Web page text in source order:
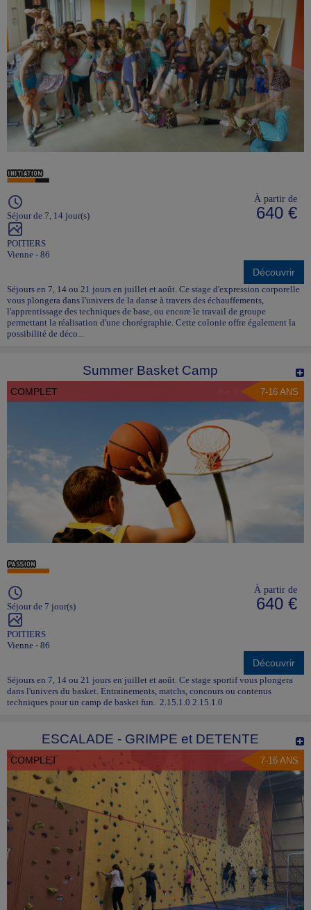
Séjour de 7, 14 jour(s)
POITIERS
Vienne - 86
À partir de
640 €
Découvrir
Séjours en 7, 14 ou 21 jours en juillet et août. Ce stage d'expression corporelle
vous plongera dans l'univers de la danse à travers des échauffements,
l'apprentissage des techniques de base, ou encore le travail de groupe
permettant la réalisation d'une chorégraphie. Cette colonie offre également la
possibilité de déco...
Summer Basket Camp
COMPLET 7-16 ANS
Séjour de 7 jour(s)
POITIERS
Vienne - 86
À partir de
640 €
Découvrir
Séjours en 7, 14 ou 21 jours en juillet et août. Ce stage sportif vous plongera
dans l'univers du basket. Entrainements, matchs, concours ou contenus
techniques pour un camp de basket fun. 2.15.1.0 2.15.1.0
ESCALADE - GRIMPE et DETENTE
COMPLET 7-16 ANS